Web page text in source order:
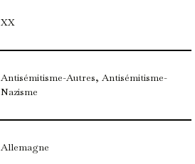
XX
Antisémitisme-Autres, Antisémitisme-
Nazisme
Allemagne